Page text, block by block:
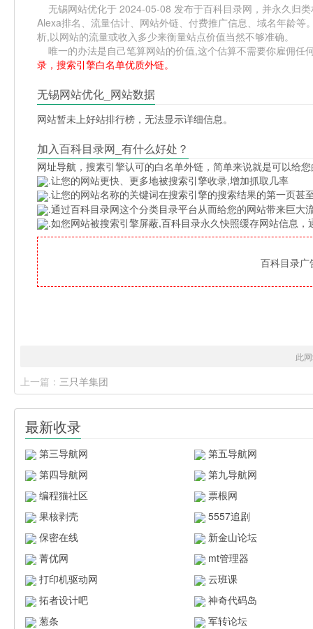
无锡网站优化于 2024-05-08 发布于百科目录网，并永久归
Alexa排名、流量估计、网站外链、付费推广信息、域名年龄
析,以网站的流量或收入多少来衡量站点价值当然不够准确。
唯一的办法是自己笔算网站的价值,这个估算不需要你雇佣任
录，搜索引擎白名单优质外链。
无锡网站优化_网站数据
网站暂未上好站排行榜，无法显示详细信息。
加入百科目录网_有什么好处？
网址导航 ，搜素引擎认可的白名单外链，简单来说就是可以给
.让您的网站更快、更多地被搜索引擎收录,增加抓取几率
.让您的网站名称的关键词在搜索引擎的搜索结果的第一页甚
.通过百科目录网这个分类目录平台从而给您的网站带来巨大
.如您网站被搜索引擎屏蔽,百科目录永久快照缓存网站信息
百科目录
此
上一篇： 三只羊集团
最新收录
第三导航网
第五导航网
第四导航网
第九导航网
编程猫社区
票根网
果核剥壳
5557追剧
保密在线
新金山论坛
菁优网
mt管理器
打印机驱动网
云班课
拓者设计吧
神奇代码岛
葱条
军转论坛